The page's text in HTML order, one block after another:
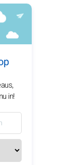
in!